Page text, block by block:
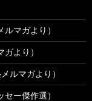
マガより）
より）
ルマガより）
ー傑作選）